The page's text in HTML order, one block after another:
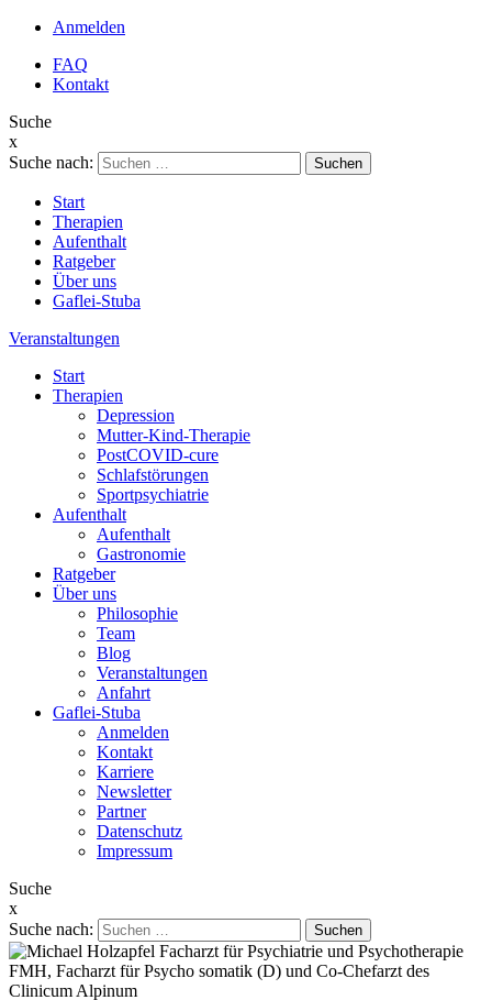
Anmelden
FAQ
Kontakt
Suche
x
Suche nach:
Start
Therapien
Aufenthalt
Ratgeber
Über uns
Gaflei-Stuba
Veranstaltungen
Start
Therapien
Depression
Mutter-Kind-Therapie
PostCOVID-cure
Schlafstörungen
Sportpsychiatrie
Aufenthalt
Aufenthalt
Gastronomie
Ratgeber
Über uns
Philosophie
Team
Blog
Veranstaltungen
Anfahrt
Gaflei-Stuba
Anmelden
Kontakt
Karriere
Newsletter
Partner
Datenschutz
Impressum
Suche
x
Suche nach: